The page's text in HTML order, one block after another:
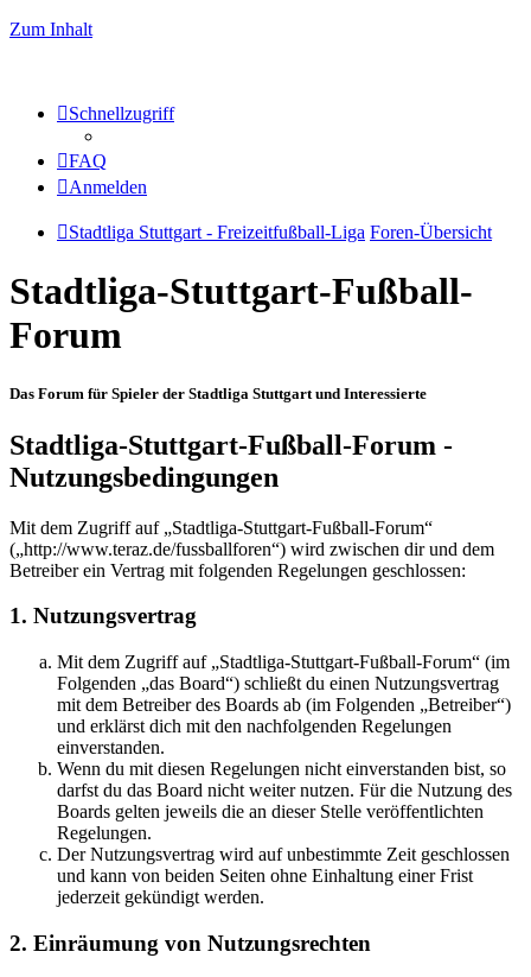
Zum Inhalt
Schnellzugriff
FAQ
Anmelden
Stadtliga Stuttgart - Freizeitfußball-Liga Foren-Übersicht
Stadtliga-Stuttgart-Fußball-
Forum
Das Forum für Spieler der Stadtliga Stuttgart und Interessierte
Stadtliga-Stuttgart-Fußball-Forum -
Nutzungsbedingungen
Mit dem Zugriff auf „Stadtliga-Stuttgart-Fußball-Forum“
(„http://www.teraz.de/fussballforen“) wird zwischen dir und dem
Betreiber ein Vertrag mit folgenden Regelungen geschlossen:
1. Nutzungsvertrag
Mit dem Zugriff auf „Stadtliga-Stuttgart-Fußball-Forum“ (im
Folgenden „das Board“) schließt du einen Nutzungsvertrag
mit dem Betreiber des Boards ab (im Folgenden „Betreiber“)
und erklärst dich mit den nachfolgenden Regelungen
einverstanden.
Wenn du mit diesen Regelungen nicht einverstanden bist, so
darfst du das Board nicht weiter nutzen. Für die Nutzung des
Boards gelten jeweils die an dieser Stelle veröffentlichten
Regelungen.
Der Nutzungsvertrag wird auf unbestimmte Zeit geschlossen
und kann von beiden Seiten ohne Einhaltung einer Frist
jederzeit gekündigt werden.
2. Einräumung von Nutzungsrechten